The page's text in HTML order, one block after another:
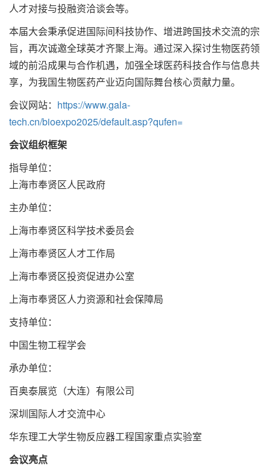
人才对接与投融资洽谈会等。
本届大会秉承促进国际间科技协作、增进跨国技术交流的宗
旨，再次诚邀全球英才齐聚上海。通过深入探讨生物医药领
域的前沿成果与合作机遇，加强全球医药科技合作与信息共
享，为我国生物医药产业迈向国际舞台核心贡献力量。
会议网站： https://www.gala-
tech.cn/bioexpo2025/default.asp?qufen=
会议组织框架
指导单位：
上海市奉贤区人民政府
主办单位：
上海市奉贤区科学技术委员会
上海市奉贤区人才工作局
上海市奉贤区投资促进办公室
上海市奉贤区人力资源和社会保障局
支持单位：
中国生物工程学会
承办单位：
百奥泰展览（大连）有限公司
深圳国际人才交流中心
华东理工大学生物反应器工程国家重点实验室
会议亮点